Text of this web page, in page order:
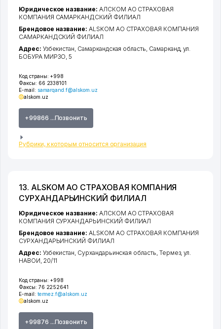
Код страны: +998
Факсы: 66 2338101
E-mail: samarqand.f@alskom.uz
alskom.uz
+99866 ...Позвонить
Рубрики, к которым относится организация
Юридическое название: АЛСКОМ АО СТРАХОВАЯ
КОМПАНИЯ САМАРКАНДСКИЙ ФИЛИАЛ
Брендовое название: ALSKOM АО СТРАХОВАЯ КОМПАНИЯ
САМАРКАНДСКИЙ ФИЛИАЛ
Адрес: Узбекистан, Самаркандская область, Самарканд,ул.
БОБУРА МИРЗО, 5
13. ALSKOM АО СТРАХОВАЯ КОМПАНИЯ
СУРХАНДАРЬИНСКИЙ ФИЛИАЛ
Код страны: +998
Факсы: 76 2252641
E-mail: termez.f@alskom.uz
alskom.uz
+99876 ...Позвонить
Юридическое название: АЛСКОМ АО СТРАХОВАЯ
КОМПАНИЯ СУРХАНДАРЬИНСКИЙ ФИЛИАЛ
Брендовое название: ALSKOM АО СТРАХОВАЯ КОМПАНИЯ
СУРХАНДАРЬИНСКИЙ ФИЛИАЛ
Адрес: Узбекистан, Сурхандарьинская область Термез,ул.
НАВОИ , 20/11